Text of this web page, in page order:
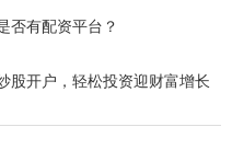
否有配资平台？
股开户，轻松投资迎财富增长